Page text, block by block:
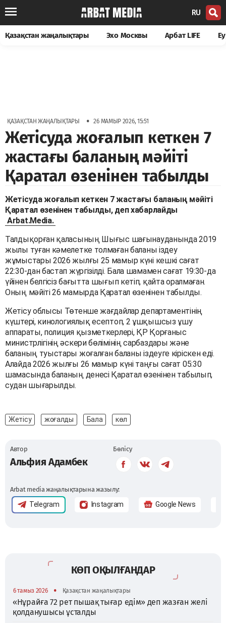
RU
Қазақстан жаңалықтары Эхо Москвы Арбат LIFE
ҚАЗАҚСТАН ЖАҢАЛЫҚТАРЫ • 26 МАМЫР 2026, 15:51
Жетісуда жоғалып кеткен 7
жастағы баланың мәйіті
Қаратал өзенінен табылды
Жетісуда жоғалып кеткен 7 жастағы баланың мәйіті
Қаратал өзенінен табылды, деп хабарлайды
Arbat.Media.
Талдықорған қаласының Шығыс шағынауданында 2019
жылы туған кәмелетке толмаған баланы іздеу
жұмыстары 2026 жылғы 25 мамыр күні кешкі сағат
22:30-дан бастап жүргізілді. Бала шамамен сағат 19:30-да
үйінен белгісіз бағытта шығып кетіп, қайта оралмаған.
Оның мәйіті 26 мамырда Қаратал өзенінен табылды.
Жетісу облысы Төтенше жағдайлар департаментінің
күштері, кинологиялық есептоп, 2 ұшқышсыз ұшу
аппараты, полиция қызметкерлері, ҚР Қорғаныс
министрлігінің әскери бөлімінің сарбаздары және
баланың туыстары жоғалған баланы іздеуге кіріскен еді.
Алайда 2026 жылғы 26 мамыр күні таңғы сағат 05:30
шамасында баланың денесі Қаратал өзенінен табылып,
судан шығарылды.
Жетісу жоғалды Бала көл
Автор
Альфия Адамбек
Бөлісу
Arbat media жаңалықтарына жазылу:
Telegram Instagram Google News
КӨП ОҚЫЛҒАНДАР
6 тамыз 2026 • Қазақстан жаңалықтары
«Нұрайға 72 рет пышақ тығар едім» деп жазған желі
қолданушысы ұсталды